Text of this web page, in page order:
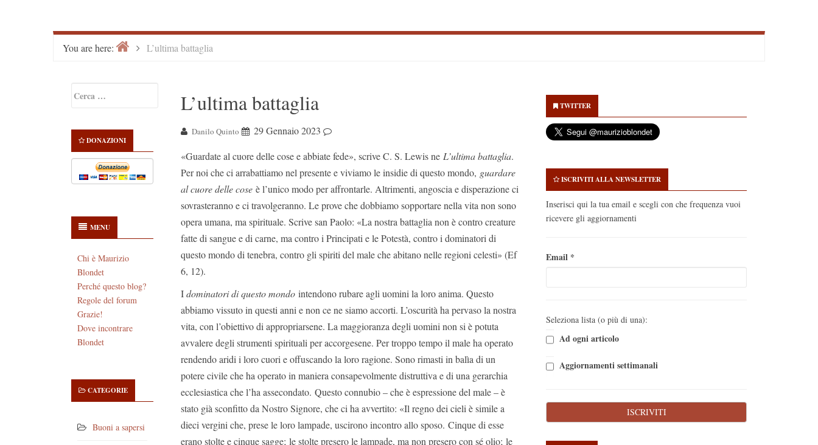
You are here: HomeL’ultima battaglia
Sidebar
per:
DONAZIONI
MENU
Chi è Maurizio
Blondet
Perché questo blog?
Regole del forum
Grazie!
Dove incontrare
Blondet
CATEGORIE
Buoni a sapersi
L’ultima battaglia
Danilo Quinto
29 Gennaio 2023
«Guardate al cuore delle cose e abbiate fede», scrive C. S. Lewis ne L’ultima battaglia.
Per noi che ci arrabattiamo nel presente e viviamo le insidie di questo mondo, guardare
al cuore delle cose è l’unico modo per affrontarle. Altrimenti, angoscia e disperazione ci
sovrasteranno e ci travolgeranno. Le prove che dobbiamo sopportare nella vita non sono
opera umana, ma spirituale. Scrive san Paolo: «La nostra battaglia non è contro creature
fatte di sangue e di carne, ma contro i Principati e le Potestà, contro i dominatori di
questo mondo di tenebra, contro gli spiriti del male che abitano nelle regioni celesti» (Ef
6, 12).
Idominatori di questo mondo intendono rubare agli uomini la loro anima. Questo
abbiamo vissuto in questi anni e non ce ne siamo accorti. L’oscurità ha pervaso la nostra
vita, con l’obiettivo di appropriarsene. La maggioranza degli uomini non si è potuta
avvalere degli strumenti spirituali per accorgesene. Per troppo tempo il male ha operato
rendendo aridi i loro cuori e offuscando la loro ragione. Sono rimasti in balìa di un
potere civile che ha operato in maniera consapevolmente distruttiva e di una gerarchia
ecclesiastica che l’ha assecondato. Questo connubio – che è espressione del male – è
stato già sconfitto da Nostro Signore, che ci ha avvertito: «Il regno dei cieli è simile a
dieci vergini che, prese le loro lampade, uscirono incontro allo sposo. Cinque di esse
erano stolte e cinque sagge; le stolte presero le lampade, ma non presero con sé olio; le
Sidebar
TWITTER
ISCRIVITI ALLA NEWSLETTER
Inserisci qui la tua email e scegli con che frequenza vuoi
ricevere gli aggiornamenti
Email *
Seleziona lista (o più di una):
Ad ogni articolo
Aggiornamenti settimanali